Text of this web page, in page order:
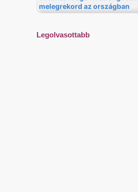
Legolvasottabb